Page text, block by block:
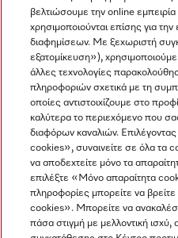
Πλοήγηση
Υπηρεσιες
βελτιώσουμε την online
χρησιμοποιούνται επίσης για
διαφημίσεων. Με ξεχωριστή
εξατομίκευση»),
άλλες τεχνολογίες
πληροφοριών σχετικά με τη
οποίες αντιστοιχίζουμε στο
καλύτερα το περιεχόμενο που
διαφόρων καναλιών.
cookies», συναινείτε σε όλα τα
να αποδεχτείτε μόνο τα
επιλέξτε «Μόνο απαραίτητα
πληροφορίες μπορείτε να
cookies». Μπορείτε να
πάσα στιγμή με μελλοντική ισχύ,